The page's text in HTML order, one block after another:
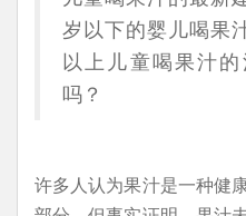
岁以下的婴儿喝果
以上儿童喝果汁
吗？
许多人认为果汁是一种健